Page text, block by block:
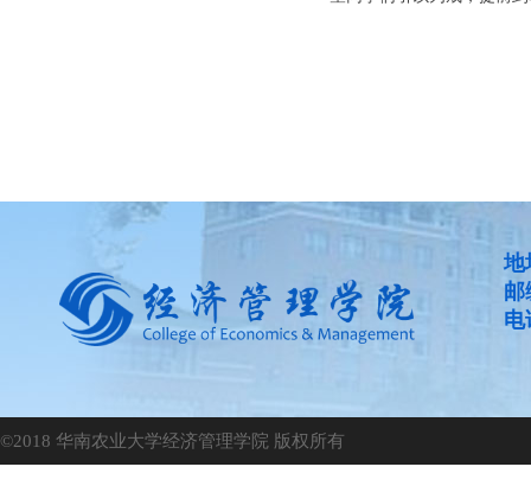
地
邮
电
©2018 华南农业大学经济管理学院 版权所有